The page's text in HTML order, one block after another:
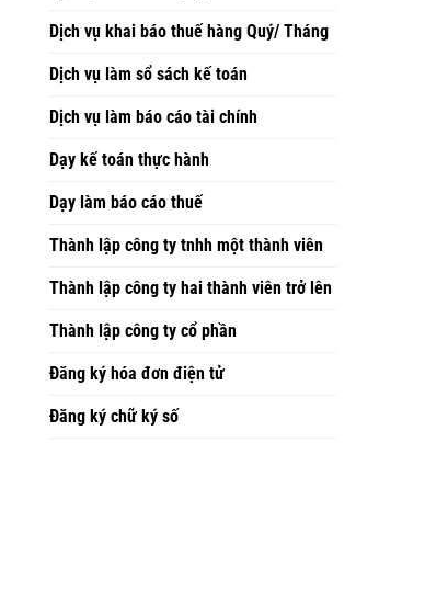
Dịch vụ khai báo thuế hàng Quý/ Tháng
Dịch vụ làm sổ sách kế toán
Dịch vụ làm báo cáo tài chính
Dạy kế toán thực hành
Dạy làm báo cáo thuế
Thành lập công ty tnhh một thành viên
Thành lập công ty hai thành viên trở lên
Thành lập công ty cổ phần
Đăng ký hóa đơn điện tử
Đăng ký chữ ký số